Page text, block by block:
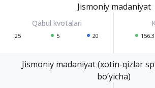
Jismoniy madaniyat
25 5 20 156.3
Jismoniy madaniyat (xotin-qizlar
bo‘yicha)